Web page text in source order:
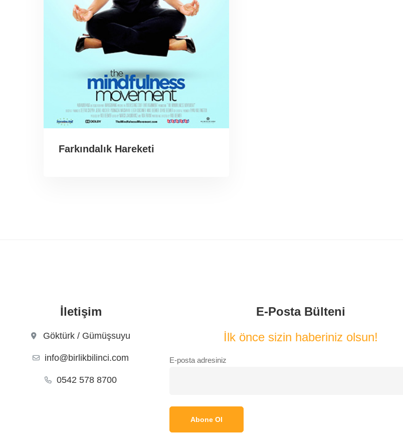
Farkındalık Hareketi
İletişim
Göktürk / Gümüşsuyu
info@birlikbilinci.com
0542 578 8700
E-Posta Bülteni
İlk önce sizin haberiniz olsun!
E-posta adresiniz